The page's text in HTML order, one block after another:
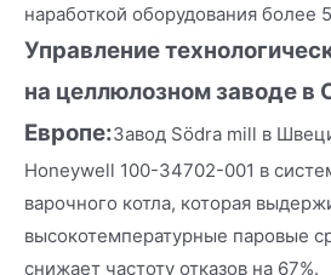
наработкой оборудования более
Управление
на целлюлозном заводе в
Европе:Завод Södra mill в
Honeywell 100-34702-001 в
варочного котла, которая
высокотемпературные паровые
снижает частоту отказов на 67%.